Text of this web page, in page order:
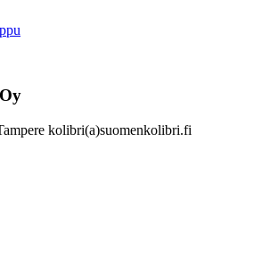
kolibri(a)suomenkolibri.fi